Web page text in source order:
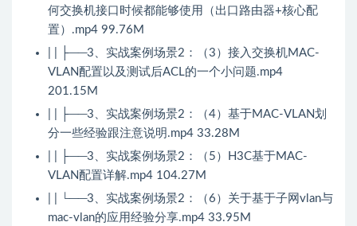
何交换机接口时候都能够使用（出口路由器+核心配
置）.mp4 99.76M
| | ├──3、实战案例场景2：（3）接入交换机MAC-
VLAN配置以及测试后ACL的一个小问题.mp4
201.15M
| | ├──3、实战案例场景2：（4）基于MAC-VLAN划
分一些经验跟注意说明.mp4 33.28M
| | ├──3、实战案例场景2：（5）H3C基于MAC-
VLAN配置详解.mp4 104.27M
| | └──3、实战案例场景2：（6）关于基于子网vlan与
mac-vlan的应用经验分享.mp4 33.95M